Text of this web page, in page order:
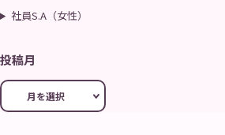
社員S.A（女性）
投稿月